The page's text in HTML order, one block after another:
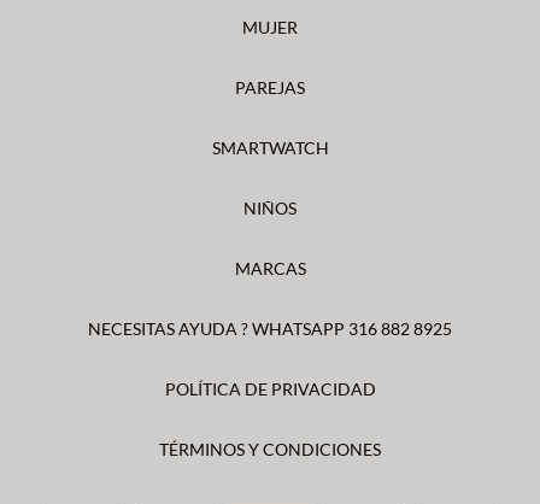
MUJER
PAREJAS
SMARTWATCH
NIÑOS
MARCAS
NECESITAS AYUDA ? WHATSAPP 316 882 8925
POLÍTICA DE PRIVACIDAD
TÉRMINOS Y CONDICIONES